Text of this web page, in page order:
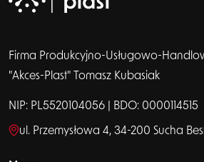
Firma Produkcyjno-Usługowo-
"Akces-Plast" Tomasz Kubasiak
NIP: PL5520104056 | BDO: 0000114515
ul. Przemysłowa 4, 34-200 Sucha